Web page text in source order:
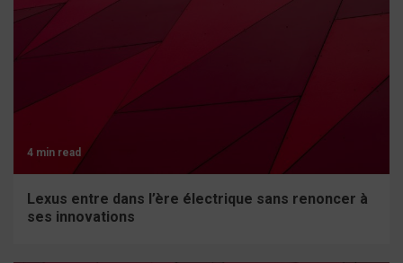
4 min read
Lexus entre dans l’ère électrique sans renoncer à
ses innovations